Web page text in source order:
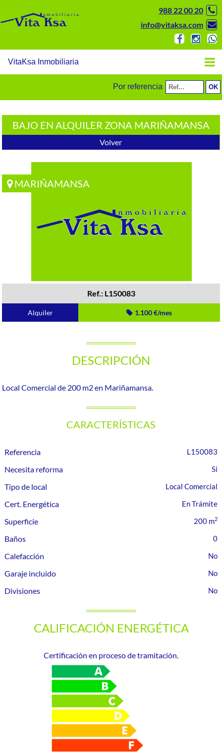
988 22 00 20
info@vitaksa.com
VitaKsa Inmobiliaria
Por referencia
BAJO EN ALQUILER ZONA MARIÑAMANSA
Volver
MARIÑAMANSA
Ref.: L150083
Alquiler 1.100 €/mes
DESCRIPCIÓN
Local Comercial de 200 m2 en Mariñamansa.
CARACTERÍSTICAS
Referencia L150083
Necesita reforma
Tipo de local
Local Comercial
Cert. Energética En Trámite
Superficie 200 m2
Baños 0
Calefacción
Garaje incluido
Divisiones
CALIFICACIÓN ENERGÉTICA
Certificación en proceso de tramitación.